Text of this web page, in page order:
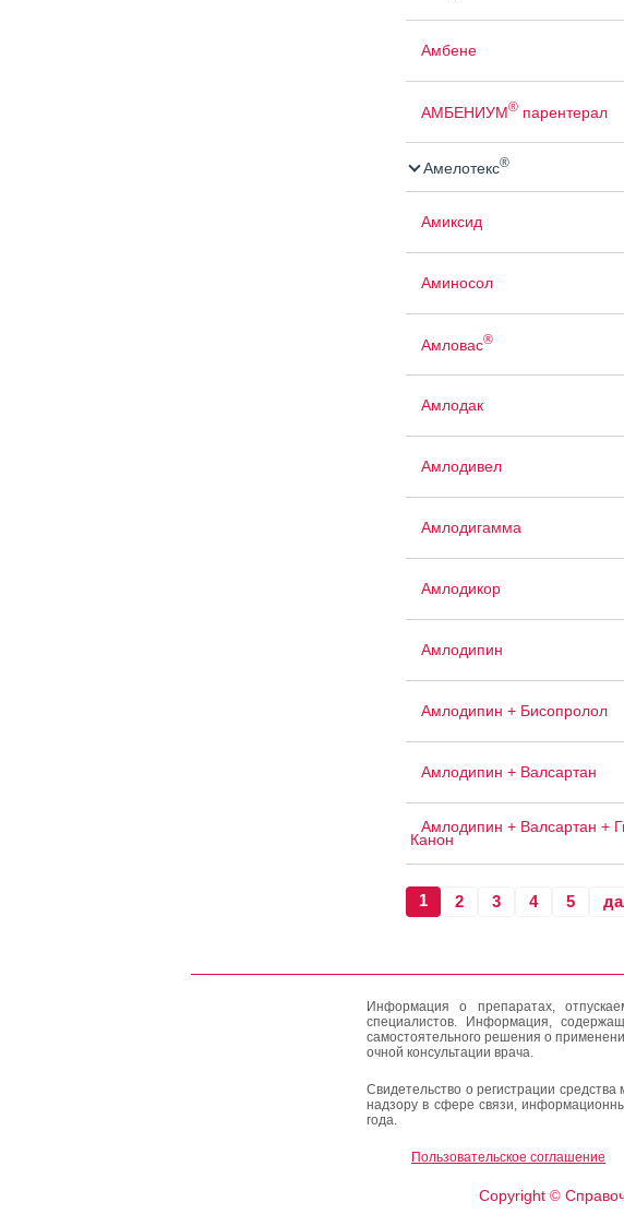
Амбене
АМБЕНИУМ®парентерал
Амелотекс®
Амиксид
Аминосол
Амловас®
Амлодак
Амлодивел
Амлодигамма
Амлодикор
Амлодипин
Амлодипин + Бисопролол
Амлодипин + Валсартан
Амлодипин + Валсартан +
Канон
1 2 3 4 5
Информация о препаратах,
специалистов. Информация,
самостоятельного решения о
очной консультации врача.
Свидетельство о регистрации
надзору в сфере связи,
года.
Пользовательское соглашение
Copyright ©